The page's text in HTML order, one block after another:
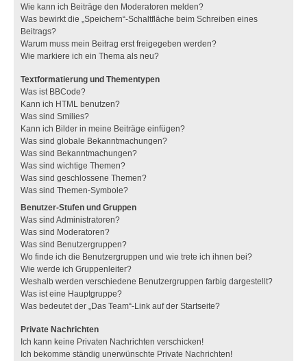
Wie kann ich Beiträge den Moderatoren melden?
Was bewirkt die „Speichern“-Schaltfläche beim Schreiben eines
Beitrags?
Warum muss mein Beitrag erst freigegeben werden?
Wie markiere ich ein Thema als neu?
Textformatierung und Thementypen
Was ist BBCode?
Kann ich HTML benutzen?
Was sind Smilies?
Kann ich Bilder in meine Beiträge einfügen?
Was sind globale Bekanntmachungen?
Was sind Bekanntmachungen?
Was sind wichtige Themen?
Was sind geschlossene Themen?
Was sind Themen-Symbole?
Benutzer-Stufen und Gruppen
Was sind Administratoren?
Was sind Moderatoren?
Was sind Benutzergruppen?
Wo finde ich die Benutzergruppen und wie trete ich ihnen bei?
Wie werde ich Gruppenleiter?
Weshalb werden verschiedene Benutzergruppen farbig dargestellt?
Was ist eine Hauptgruppe?
Was bedeutet der „Das Team“-Link auf der Startseite?
Private Nachrichten
Ich kann keine Privaten Nachrichten verschicken!
Ich bekomme ständig unerwünschte Private Nachrichten!